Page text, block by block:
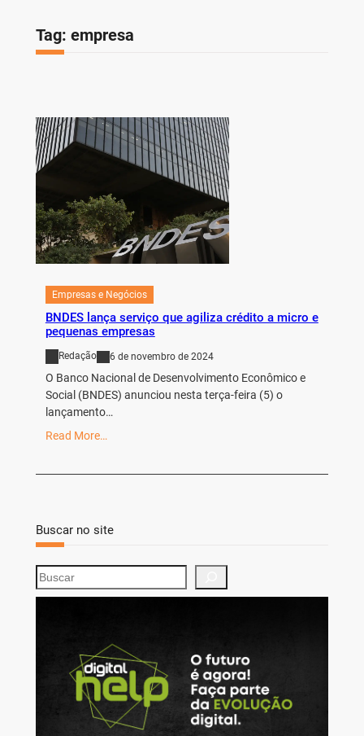
Tag: empresa
Empresas e Negócios
BNDES lança serviço que agiliza crédito a micro e
pequenas empresas
Redação 6 de novembro de 2024
O Banco Nacional de Desenvolvimento Econômico e
Social (BNDES) anunciou nesta terça-feira (5) o
lançamento…
Read More…
Buscar no site
S
e